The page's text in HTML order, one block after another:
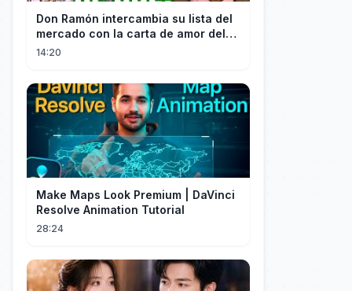
Don Ramón intercambia su lista del
mercado con la carta de amor del
Profesor
14:20
Make Maps Look Premium | DaVinci
Resolve Animation Tutorial
28:24